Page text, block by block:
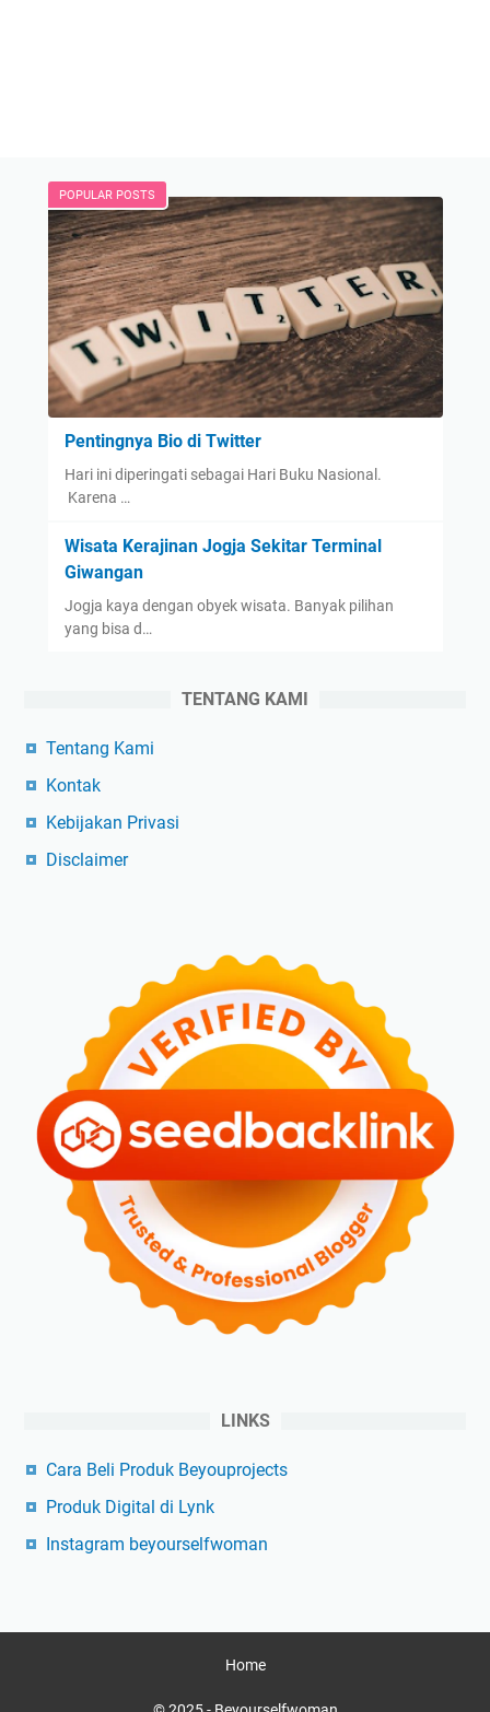
POPULAR POSTS
Pentingnya Bio di Twitter
Hari ini diperingati sebagai Hari Buku Nasional.
Karena …
Wisata Kerajinan Jogja Sekitar Terminal
Giwangan
Jogja kaya dengan obyek wisata. Banyak pilihan
yang bisa d…
TENTANG KAMI
Tentang Kami
Kontak
Kebijakan Privasi
Disclaimer
LINKS
Cara Beli Produk Beyouprojects
Produk Digital di Lynk
Instagram beyourselfwoman
Home